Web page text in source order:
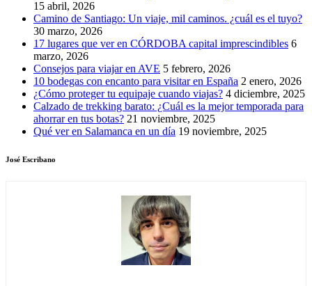
15 abril, 2026
Camino de Santiago: Un viaje, mil caminos. ¿cuál es el tuyo?
30 marzo, 2026
17 lugares que ver en CÓRDOBA capital imprescindibles 6
marzo, 2026
Consejos para viajar en AVE 5 febrero, 2026
10 bodegas con encanto para visitar en España 2 enero, 2026
¿Cómo proteger tu equipaje cuando viajas? 4 diciembre, 2025
Calzado de trekking barato: ¿Cuál es la mejor temporada para
ahorrar en tus botas? 21 noviembre, 2025
Qué ver en Salamanca en un día 19 noviembre, 2025
José Escribano